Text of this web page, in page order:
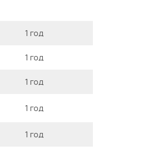
1 год
1 год
1 год
1 год
1 год